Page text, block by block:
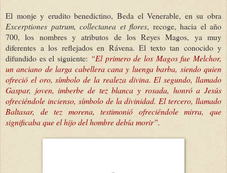
El monje y erudito benedictino, Beda el Venerable, en su obra
Excerptiones patrum, collectanea et flores, recoge, hacia el año
700, los nombres y atributos de los Reyes Magos, ya muy
diferentes a los reflejados en Rávena. El texto tan conocido y
difundido es el siguiente: “El primero de los Magos fue Melchor,
un anciano de larga cabellera cana y luenga barba, siendo quien
ofreció el oro, símbolo de la realeza divina. El segundo, llamado
Gaspar, joven, imberbe de tez blanca y rosada, honró a Jesús
ofreciéndole incienso, símbolo de la divinidad. El tercero, llamado
Baltasar, de tez morena, testimonió ofreciéndole mirra, que
significaba que el hijo del hombre debía morir”.